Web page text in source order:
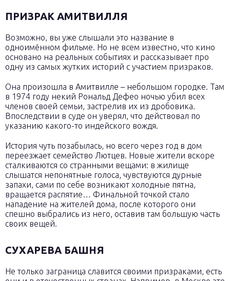
ПРИЗРАК АМИТВИЛЛЯ
Возможно, вы уже слышали это название в
одноимённом фильме. Но не всем известно, что кино
основано на реальных событиях и рассказывает про
одну из самых жутких историй с участием призраков.
Она произошла в Амитвилле – небольшом городке. Там
в 1974 году некий Рональд Дефео ночью убил всех
членов своей семьи, застрелив их из дробовика.
Впоследствии в суде он уверял, что действовал по
указанию какого-то индейского вождя.
История чуть позабылась, но всего через год в дом
переезжает семейство Лютцев. Новые жители вскоре
сталкиваются со странными вещами: в жилище
слышатся непонятные голоса, чувствуются дурные
запахи, сами по себе возникают холодные пятна,
вращается распятие… Финальной точкой стало
нападение на жителей дома, после которого они
спешно выбрались из него, оставив там большую часть
своих вещей.
СУХАРЕВА БАШНЯ
Не только заграница славится своими призраками, есть